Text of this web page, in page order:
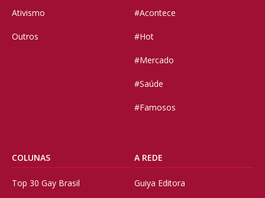
Ativismo
Outros
#Acontece
#Hot
#Mercado
#Saúde
#Famosos
COLUNAS
Top 30 Gay Brasil
A REDE
Guiya Editora